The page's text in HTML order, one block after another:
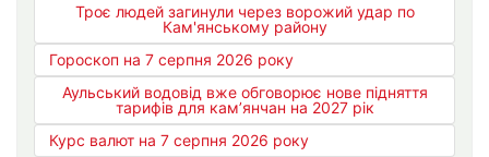
Троє людей загинули через ворожий удар по
Кам'янському району
Гороскоп на 7 серпня 2026 року
Аульський водовід вже обговорює нове підняття
тарифів для кам’янчан на 2027 рік
Курс валют на 7 серпня 2026 року